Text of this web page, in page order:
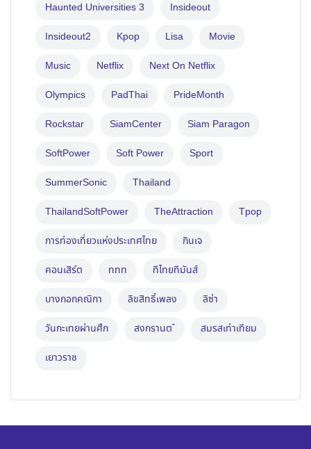
Haunted Universities 3 Insideout
Insideout2 Kpop Lisa Movie
Music Netflix Next On Netflix
Olympics PadThai PrideMonth
Rockstar SiamCenter Siam Paragon
SoftPower Soft Power Sport
SummerSonic Thailand
ThailandSoftPower TheAttraction Tpop
การท่องเที่ยวแห่งประเทศไทย กินเจ
คอนเสิร์ต ททท ทีไทยทีมันส์
บางกอกคณิกา ลิขสิทธิ์เพลง ลิซ่า
วันกะเทยผ่านศึก สงกรานต ์ สมรสเท่าเทียม
เยาวราช